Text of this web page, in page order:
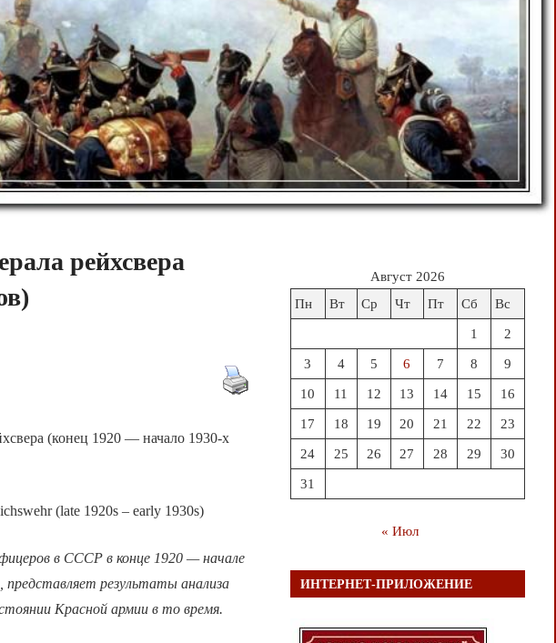
рейхсвера
(конец 1920 — начало 1930-х
(late 1920s – early 1930s)
в СССР в конце 1920 — начале
представляет результаты анализа
Красной армии в то время.
Август 2026
Пн
Вт Ср Чт Пт Сб Вс
1 2
3 4 5 6 7 8 9
10 11 12 13 14 15 16
17 18 19 20 21 22 23
24 25 26 27 28 29 30
31
« Июл
ИНТЕРНЕТ-ПРИЛОЖЕНИЕ